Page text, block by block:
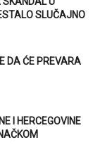
SLUČAJNO
DA ĆE PREVARA
I HERCEGOVINE